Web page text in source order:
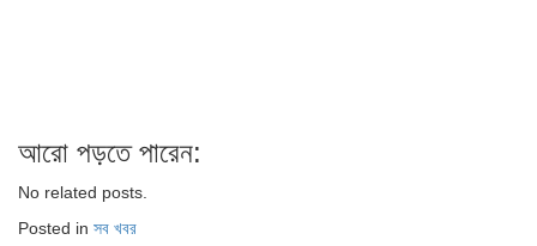
আরো পড়তে পারেন:
No related posts.
Posted in সব খবর